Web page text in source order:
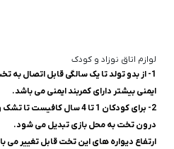
لوازم اتاق نوزاد و کودک
1- از بدو تولد تا یک سالگی قابل اتصال
ایمنی بیشتر دارای کمربند ایمنی می باشد.
2- برای کودکان 1 تا 4 سال
درون تخت به محل بازی تبدیل می شود.
ارتفاع دیواره های این تخت قابل تغییر می